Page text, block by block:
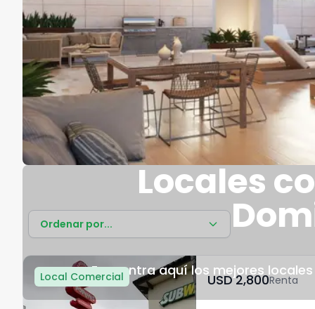
Locales
Encuentra aquí los mejores
Ordenar por...
Local Comercial USD	2,800Renta